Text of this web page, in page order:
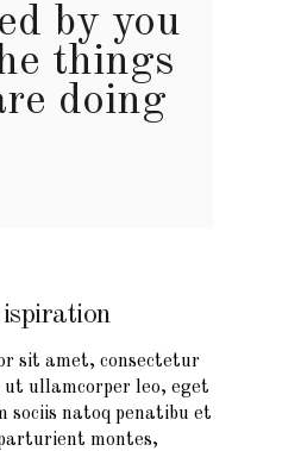
by you
things
doing
sit amet, consectetur
ullamcorper leo, eget
sociis natoq penatibu et
montes,